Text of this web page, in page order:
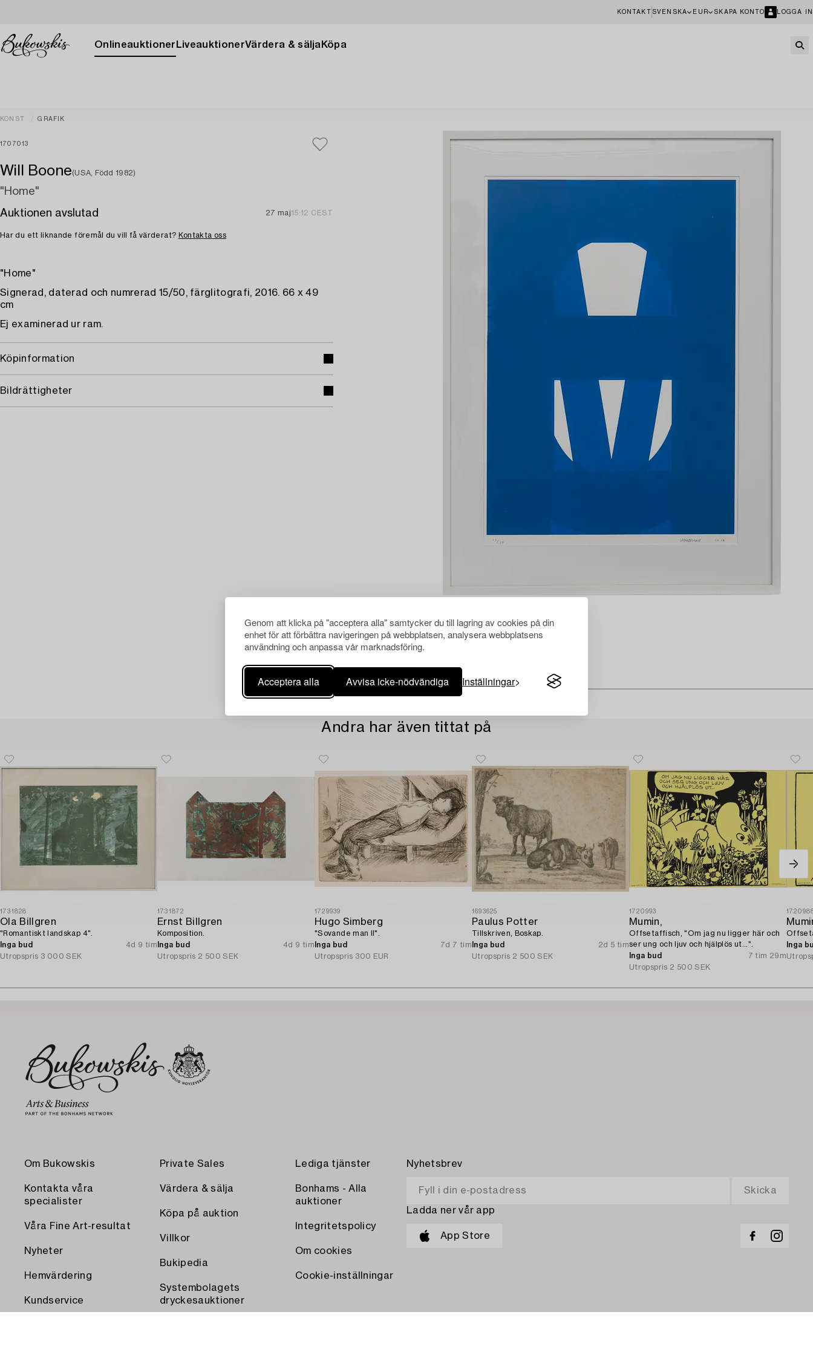
Genom att klicka på "acceptera alla" samtycker du till lagring av cookies på din
enhet för att förbättra navigeringen på webbplatsen, analysera webbplatsens
användning och anpassa vår marknadsföring.
Acceptera alla Avvisa icke-nödvändiga Inställningar
KONTAKT SVENSKA EUR SKAPA KONTO LOGGA IN
Onlineauktioner LiveauktionerVärdera & sälja Köpa
KONST GRAFIK
1707013
Will Boone(USA, Född 1982)
"Home"
Auktionen avslutad
27 maj15:12 CEST
Har du ett liknande föremål du vill få värderat? Kontakta oss
"Home"
Signerad, daterad och numrerad 15/50, färglitografi, 2016. 66 x 49
cm
Ej examinerad ur ram.
Köpinformation
Bildrättigheter
Andra har även tittat på
1731828
Ola Billgren
"Romantiskt landskap 4".
Inga bud
4d 9 tim
Utropspris 3 000 SEK
1731872
Ernst Billgren
Komposition.
Inga bud
4d 9 tim
Utropspris 2 500 SEK
1729939
Hugo Simberg
"Sovande man II".
Inga bud
7d 7 tim
Utropspris 300 EUR
1693625
Paulus Potter
Tillskriven, Boskap.
Inga bud
2d 5 tim
Utropspris 2 500 SEK
1720993
Mumin,
Offsetaffisch, "Om jag nu ligger här och
ser ung och ljuv och hjälplös ut...".
Inga bud
7 tim 29m
Utropspris 2 500 SEK
Inga
Om Bukowskis
Kontakta våra
specialister
Våra Fine Art-resultat
Nyheter
Hemvärdering
Kundservice
Private Sales
Värdera & sälja
Köpa på auktion
Villkor
Bukipedia
Systembolagets
dryckesauktioner
Lediga tjänster
Bonhams - Alla
auktioner
Integritetspolicy
Om cookies
Cookie-inställningar
Nyhetsbrev
Ladda ner vår app
App Store